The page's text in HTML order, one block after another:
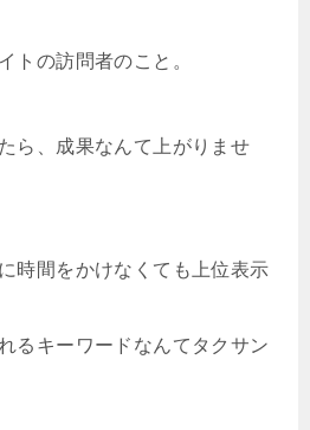
トの訪問者のこと。
ら、成果なんて上がりませ
時間をかけなくても上位表示
るキーワードなんてタクサン